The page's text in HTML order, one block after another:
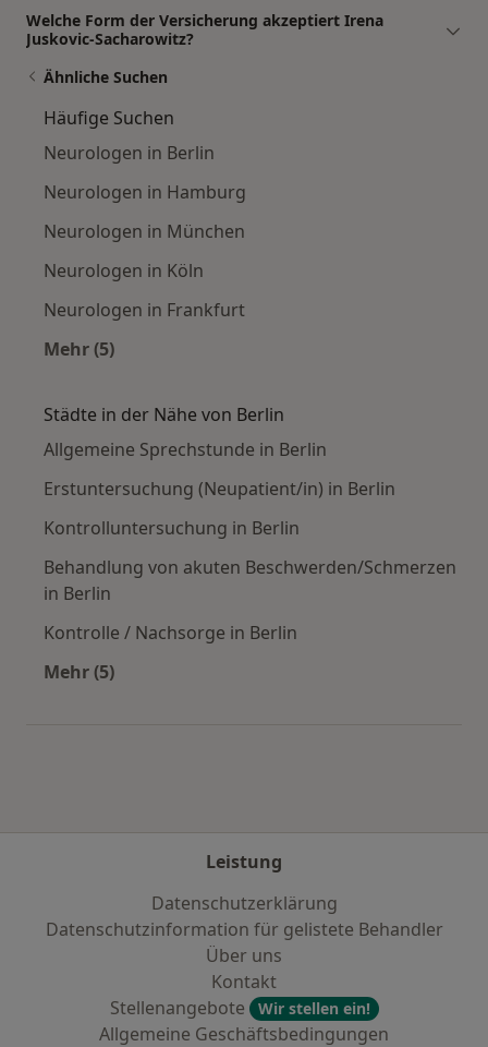
Welche Form der Versicherung akzeptiert Irena
Juskovic-Sacharowitz?
Ähnliche Suchen
Häufige Suchen
Neurologen in Berlin
Neurologen in Hamburg
Neurologen in München
Neurologen in Köln
Neurologen in Frankfurt
Mehr (5)
Städte in der Nähe von Berlin
Allgemeine Sprechstunde in Berlin
Erstuntersuchung (Neupatient/in) in Berlin
Kontrolluntersuchung in Berlin
Behandlung von akuten Beschwerden/Schmerzen
in Berlin
Kontrolle / Nachsorge in Berlin
Mehr (5)
Leistung
Datenschutzerklärung
Datenschutzinformation für gelistete Behandler
Über uns
Kontakt
Stellenangebote
Wir stellen ein!
Allgemeine Geschäftsbedingungen